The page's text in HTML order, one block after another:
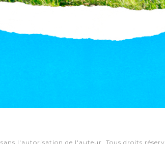
l'autorisation de l'auteur. Tous droits